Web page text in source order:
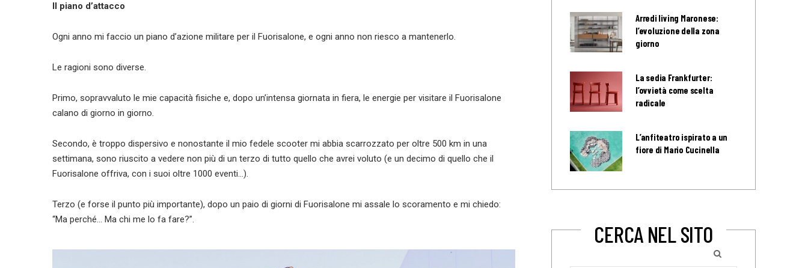
Il piano d’attacco
Ogni anno mi faccio un piano d’azione militare per il Fuorisalone, e ogni anno non riesco a mantenerlo.
Le ragioni sono diverse.
Primo, sopravvaluto le mie capacità fisiche e, dopo un’intensa giornata in fiera, le energie per visitare il Fuorisalone
calano di giorno in giorno.
Secondo, è troppo dispersivo e nonostante il mio fedele scooter mi abbia scarrozzato per oltre 500 km in una
settimana, sono riuscito a vedere non più di un terzo di tutto quello che avrei voluto (e un decimo di quello che il
Fuorisalone offriva, con i suoi oltre 1000 eventi…).
Terzo (e forse il punto più importante), dopo un paio di giorni di Fuorisalone mi assale lo scoramento e mi chiedo:
“Ma perché… Ma chi me lo fa fare?”.
Arredi living Maronese:
l’evoluzione della zona
giorno
La sedia Frankfurter:
l’ovvietà come scelta
radicale
L’anfiteatro ispirato a un
fiore di Mario Cucinella
CERCA NEL SITO